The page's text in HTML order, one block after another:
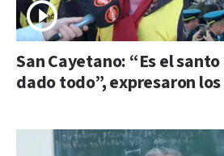
San Cayetano: “Es el
dado todo”, expresaron